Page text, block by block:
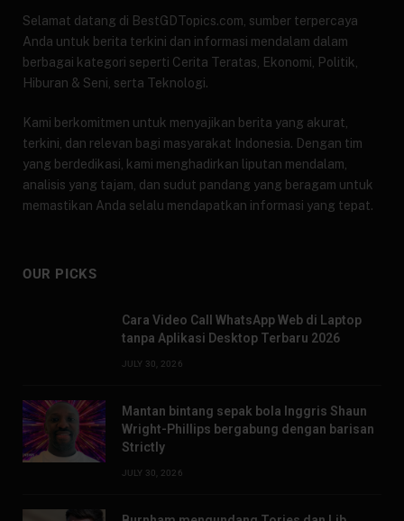
Selamat datang di BestGDTopics.com, sumber terpercaya
Anda untuk berita terkini dan informasi mendalam dalam
berbagai kategori seperti Cerita Teratas, Ekonomi, Politik,
Hiburan & Seni, serta Teknologi.
Kami berkomitmen untuk menyajikan berita yang akurat,
terkini, dan relevan bagi masyarakat Indonesia. Dengan tim
yang berdedikasi, kami menghadirkan liputan mendalam,
analisis yang tajam, dan sudut pandang yang beragam untuk
memastikan Anda selalu mendapatkan informasi yang tepat.
OUR PICKS
Cara Video Call WhatsApp Web di Laptop
tanpa Aplikasi Desktop Terbaru 2026
JULY 30, 2026
Mantan bintang sepak bola Inggris Shaun
Wright-Phillips bergabung dengan barisan
Strictly
JULY 30, 2026